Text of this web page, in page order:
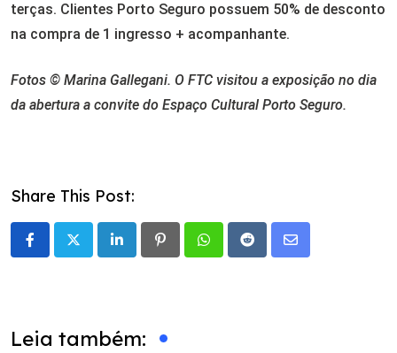
terças. Clientes Porto Seguro possuem 50% de desconto
na compra de 1 ingresso + acompanhante.
Fotos © Marina Gallegani. O FTC visitou a exposição no dia
da abertura a convite do Espaço Cultural Porto Seguro.
Share This Post:
LinkedIn PinterestWhatsappRedditShare
Leia também: